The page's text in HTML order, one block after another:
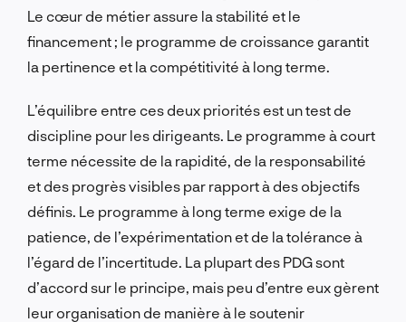
Le cœur de métier assure la stabilité et le
financement ; le programme de croissance garantit
la pertinence et la compétitivité à long terme.
L’équilibre entre ces deux priorités est un test de
discipline pour les dirigeants. Le programme à court
terme nécessite de la rapidité, de la responsabilité
et des progrès visibles par rapport à des objectifs
définis. Le programme à long terme exige de la
patience, de l’expérimentation et de la tolérance à
l’égard de l’incertitude. La plupart des PDG sont
d’accord sur le principe, mais peu d’entre eux gèrent
leur organisation de manière à le soutenir